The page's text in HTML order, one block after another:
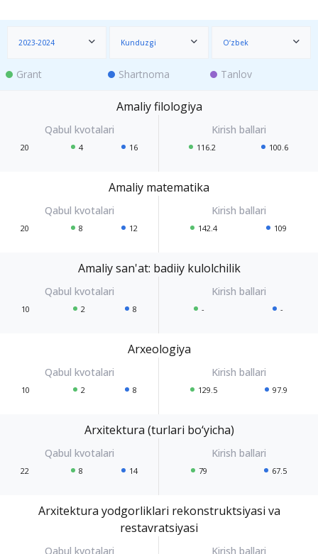
2023-2024 Kunduzgi O‘zbek
Grant Shartnoma Tanlov
Amaliy filologiya
20 4 16 116.2 100.6
Amaliy matematika
20 8 12 142.4 109
Amaliy san'at: badiiy kulolchilik
10 2 8 - -
Arxeologiya
10 2 8 129.5 97.9
Arxitektura (turlari bo‘yicha)
22 8 14 79 67.5
Arxitektura yodgorliklari rekonstruktsiyasi va
restavratsiyasi